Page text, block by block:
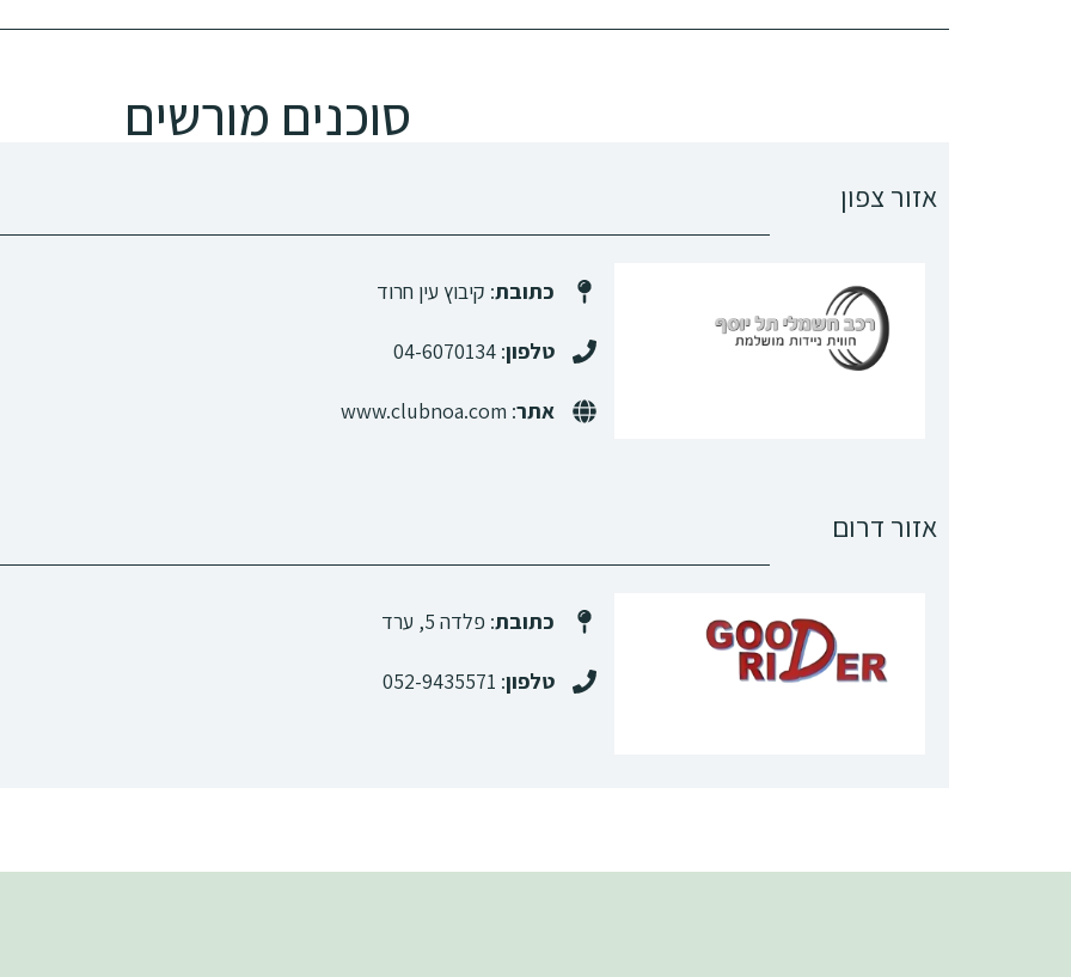
סוכנים מורשים
אזור צפון
כתובת: קיבוץ עין חרוד
טלפון: 04-6070134
אתר: www.clubnoa.com
אזור דרום
כתובת: פלדה 5, ערד
טלפון: 052-9435571